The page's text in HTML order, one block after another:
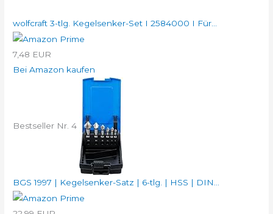
wolfcraft 3-tlg. Kegelsenker-Set I 2584000 I Für...
7,48 EUR
Bei Amazon kaufen
Bestseller Nr. 4
BGS 1997 | Kegelsenker-Satz | 6-tlg. | HSS | DIN...